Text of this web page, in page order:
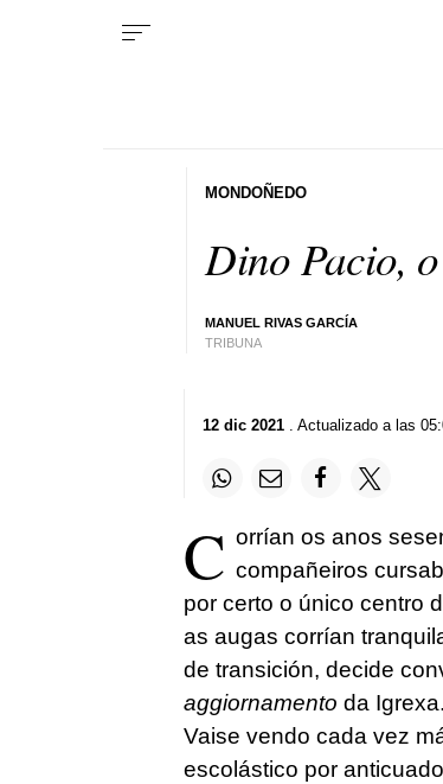
Dino Pacio,
MANUEL RIVAS GARCÍA
TRIBUNA
MONDOÑEDO
12 dic 2021. Actualizado a las
C orrían os anos
compañeiros
por certo o único centro
as augas corrían
de transición, decide
aggiornamento da
Vaise vendo cada vez
escolástico por